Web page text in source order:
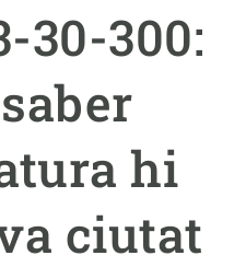
30-300:
hi
ciutat